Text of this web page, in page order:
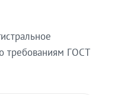
требованиям ГОСТ